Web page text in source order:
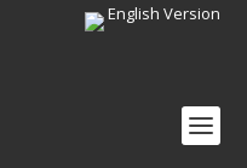
English Version